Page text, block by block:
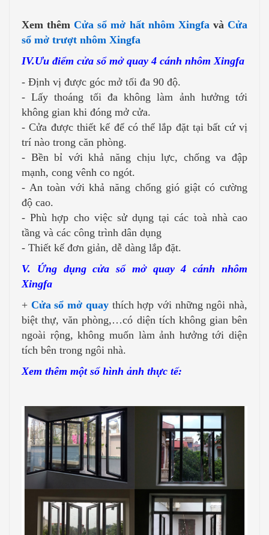
Xem thêm Cửa sổ mở hất nhôm Xingfavà Cửa
sổ mở trượt nhôm Xingfa
IV.Ưu điểm cửa sổ mở quay 4 cánh nhôm Xingfa
- Định vị được góc mở tối đa 90 độ.
- Lấy thoáng tối đa không làm ảnh hưởng tới
không gian khi đóng mở cửa.
- Cửa được thiết kế để có thể lắp đặt tại bất cứ vị
trí nào trong căn phòng.
- Bền bỉ với khả năng chịu lực, chống va đập
mạnh, cong vênh co ngót.
- An toàn với khả năng chống gió giật có cường
độ cao.
- Phù hợp cho việc sử dụng tại các toà nhà cao
tầng và các công trình dân dụng
- Thiết kế đơn giản, dễ dàng lắp đặt.
V. Ứng dụng cửa sổ mở quay 4 cánh nhôm
Xingfa
+ Cửa sổ mở quaythích hợp với những ngôi nhà,
biệt thự, văn phòng,…có diện tích không gian bên
ngoài rộng, không muốn làm ảnh hưởng tới diện
tích bên trong ngôi nhà.
Xem thêm một số hình ảnh thực tế: